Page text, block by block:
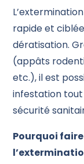
rapide et
dératisation.
(appâts
etc.), il est
infestation
sécurité
Pourquoi